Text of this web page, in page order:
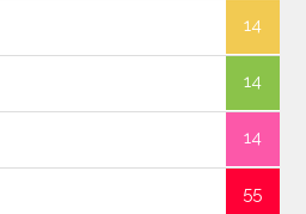
14
14
14
55